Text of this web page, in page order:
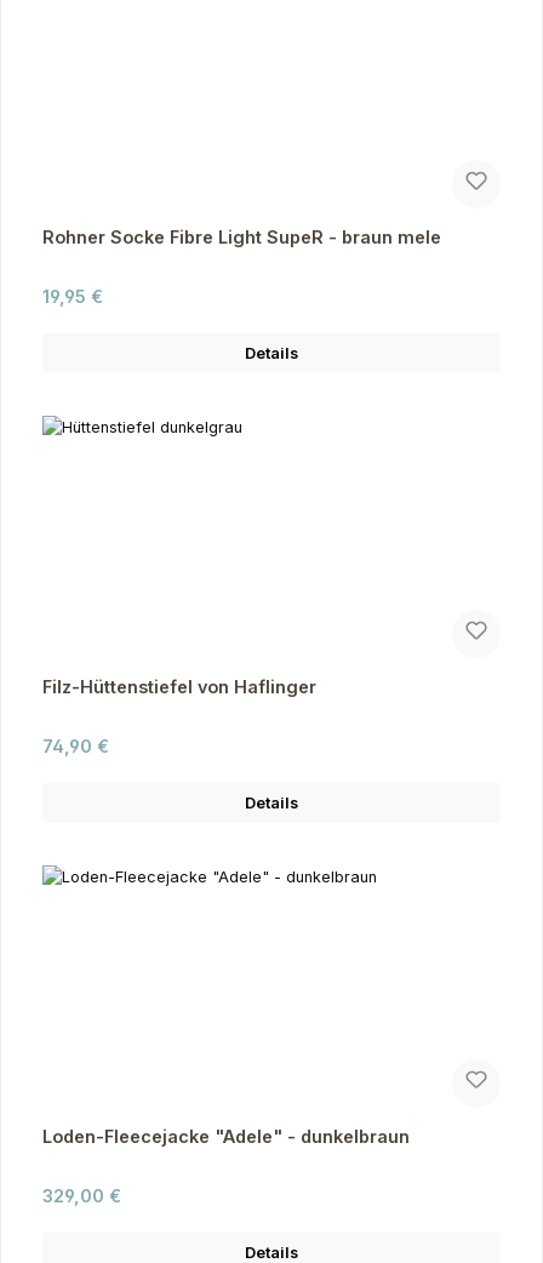
Rohner Socke Fibre Light SupeR - braun mele
Regulärer Preis:
19,95 €
Details
Filz-Hüttenstiefel von Haflinger
Regulärer Preis:
74,90 €
Details
Loden-Fleecejacke "Adele" - dunkelbraun
Regulärer Preis:
329,00 €
Details